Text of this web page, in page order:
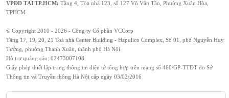
VPĐD TẠI TP.HCM: Tầng 4, Tòa nhà 123, số 127 Võ Văn Tần, Phường Xuân Hòa,
TPHCM
© Copyright 2010 - 2026 - Công ty Cổ phần VCCorp
Tầng 17, 19, 20, 21 Toà nhà Center Building - Hapulico Complex, Số 01, phố Nguyễn Huy
Tưởng, phường Thanh Xuân, thành phố Hà Nội
Hỗ trợ quảng cáo: 02473007108
Giấy phép thiết lập trang thông tin điện tử tổng hợp trên mạng số 460/GP-TTĐT do Sở
Thông tin và Truyền thông Hà Nội cấp ngày 03/02/2016